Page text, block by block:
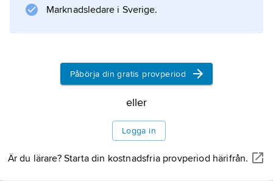
Marknadsledare i Sverige.
Påbörja din gratis provperiod
eller
Logga in
Är du lärare? Starta din kostnadsfria provperiod härifrån.